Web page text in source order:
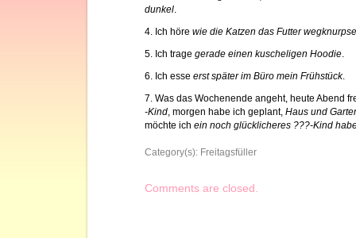
dunkel.
4. Ich höre wie die Katzen das Futter
5. Ich trage gerade einen kuscheligen Hoodie.
6. Ich esse erst später im Büro mein Frühstück.
7. Was das Wochenende angeht, heute Abend
-Kind , morgen habe ich geplant, Haus und
möchte ich ein noch glücklicheres ???-Kind
Category(s): Freitagsfüller
Comments are closed.